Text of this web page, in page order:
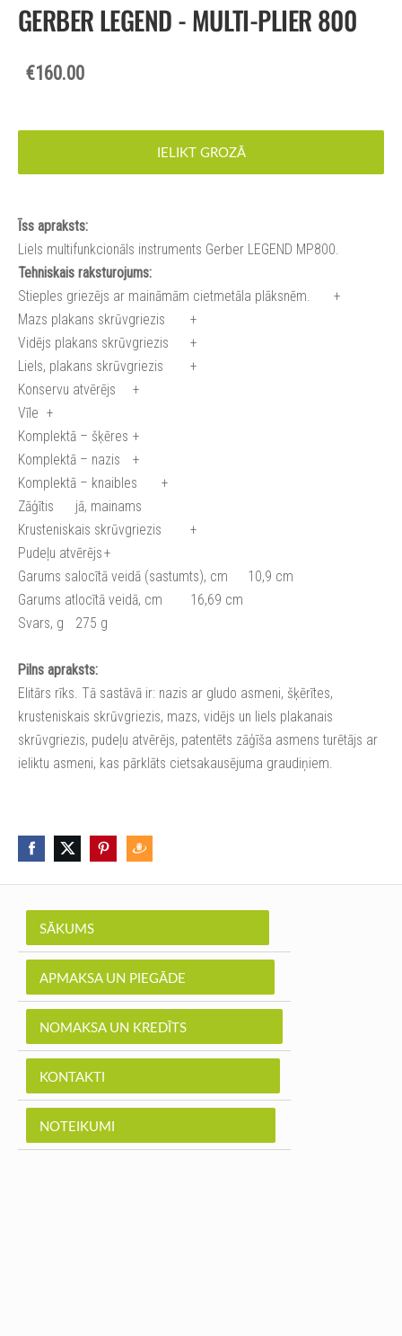
SĀKUMS
APMAKSA UN PIEGĀDE
NOMAKSA UN KREDĪTS
KONTAKTI
NOTEIKUMI
GERBER LEGEND - MULTI-PLIER 800
€160.00
IELIKT GROZĀ
Īss apraksts:
Liels multifunkcionāls instruments Gerber LEGEND MP800.
Tehniskais raksturojums:
Stieples griezējs ar maināmām cietmetāla plāksnēm.
+
Mazs plakans skrūvgriezis
+
Vidējs plakans skrūvgriezis
+
Liels, plakans skrūvgriezis
+
Konservu atvērējs
+
Vīle +
Komplektā – šķēres +
Komplektā – nazis
+
Komplektā – knaibles
+
Zāģītis
jā, mainams
Krusteniskais skrūvgriezis
+
Pudeļu atvērējs+
Garums salocītā veidā (sastumts), cm
10,9 cm
Garums atlocītā veidā, cm
16,69 cm
Svars, g
275 g
Pilns apraksts:
Elitārs rīks. Tā sastāvā ir: nazis ar gludo asmeni, šķērītes,
krusteniskais skrūvgriezis, mazs, vidējs un liels plakanais
skrūvgriezis, pudeļu atvērējs, patentēts zāģīša asmens turētājs ar
ieliktu asmeni, kas pārklāts cietsakausējuma graudiņiem.